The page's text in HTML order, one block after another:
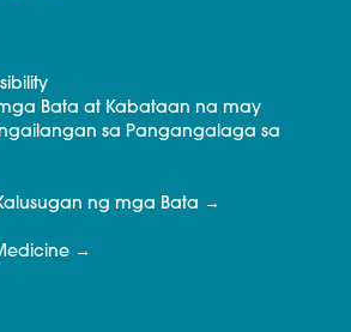
Bata at Kabataan na may
sa Pangangalaga sa
ng mga Bata